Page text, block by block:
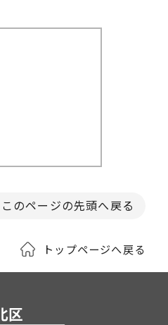
このページの先頭へ戻る
トップページへ戻る